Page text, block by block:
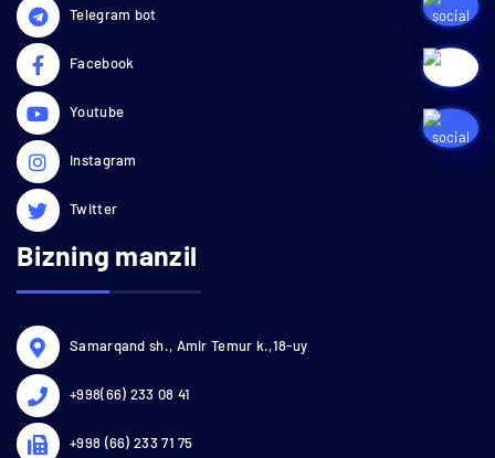
Telegram bot
Facebook
Youtube
Instagram
Twitter
Bizning manzil
Samarqand sh., Amir Temur k.,18-uy
+998(66) 233 08 41
+998 (66) 233 71 75